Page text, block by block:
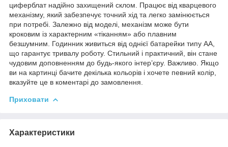
циферблат надійно захищений склом. Працює від кварцевого
механізму, який забезпечує точний хід та легко замінюється
при потребі. Залежно від моделі, механізм може бути
кроковим із характерним «тіканням» або плавним
безшумним. Годинник живиться від однієї батарейки типу АА,
що гарантує тривалу роботу. Стильний і практичний, він стане
чудовим доповненням до будь-якого інтер’єру. Важливо. Якщо
ви на картинці бачите декілька кольорів і хочете певний колір,
вказуйте це в коментарі до замовлення.
Приховати
Характеристики